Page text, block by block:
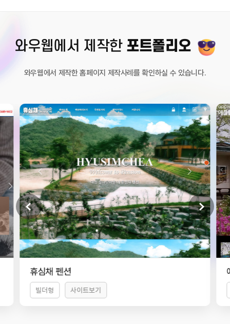
와우웹에서 제작한 포트폴리오
와우웹에서 제작한 홈페이지 제작사례를 확인하실 수 있습니다.
애플팜 펜션
빌더형 사이트보기